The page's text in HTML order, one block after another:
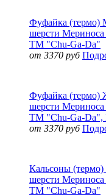
Фуфайка
шерсти
ТМ "Chu-Ga-Da"
от 3370 руб
Фуфайка
шерсти
ТМ "Chu-Ga-Da",
от 3370 руб
Кальсоны
шерсти
ТМ "Chu-Ga-Da"